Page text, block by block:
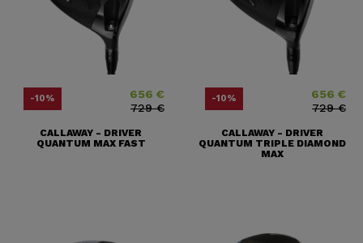
-10% Precio656 €
Precio base
729 €
CALLAWAY - DRIVER
QUANTUM MAX FAST
-10% Precio656 €
Precio base
729 €
CALLAWAY - DRIVER
QUANTUM TRIPLE DIAMOND
MAX